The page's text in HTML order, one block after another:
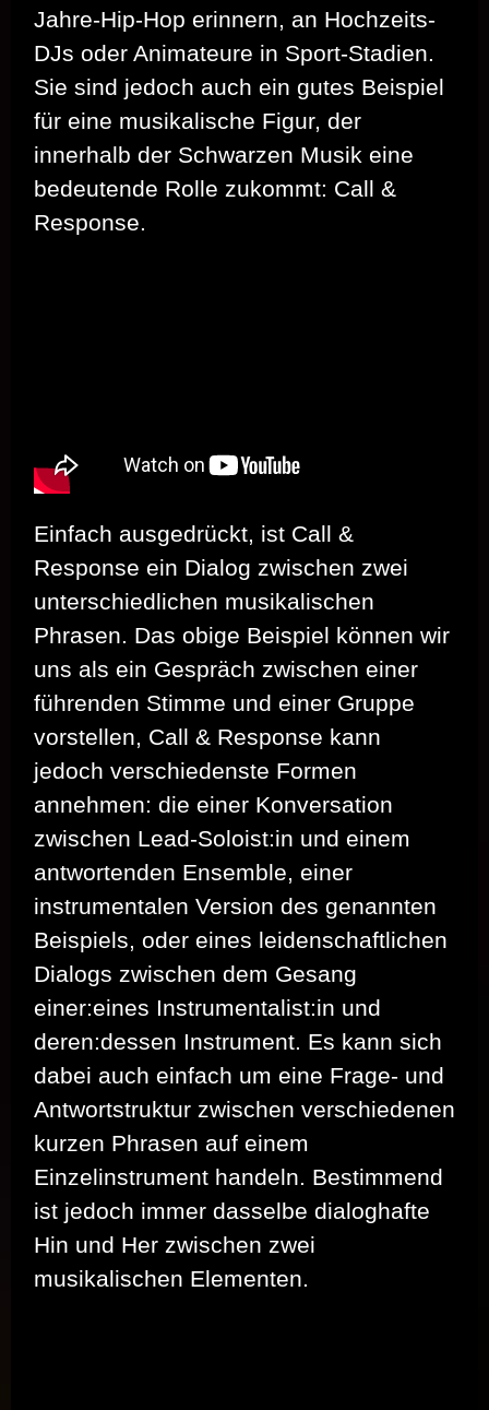
Jahre-Hip-Hop erinnern, an Hochzeits-
DJs oder Animateure in Sport-Stadien.
Sie sind jedoch auch ein gutes Beispiel
für eine musikalische Figur, der
innerhalb der Schwarzen Musik eine
bedeutende Rolle zukommt: Call &
Response.
Einfach ausgedrückt, ist Call &
Response ein Dialog zwischen zwei
unterschiedlichen musikalischen
Phrasen. Das obige Beispiel können wir
uns als ein Gespräch zwischen einer
führenden Stimme und einer Gruppe
vorstellen, Call & Response kann
jedoch verschiedenste Formen
annehmen: die einer Konversation
zwischen Lead-Soloist:in und einem
antwortenden Ensemble, einer
instrumentalen Version des genannten
Beispiels, oder eines leidenschaftlichen
Dialogs zwischen dem Gesang
einer:eines Instrumentalist:in und
deren:dessen Instrument. Es kann sich
dabei auch einfach um eine Frage- und
Antwortstruktur zwischen verschiedenen
kurzen Phrasen auf einem
Einzelinstrument handeln. Bestimmend
ist jedoch immer dasselbe dialoghafte
Hin und Her zwischen zwei
musikalischen Elementen.